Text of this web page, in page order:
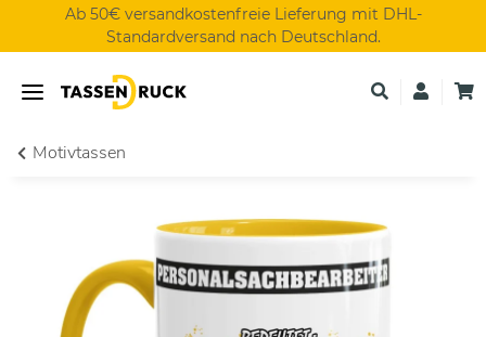
Ab 50€ versandkostenfreie Lieferung mit DHL-
Standardversand nach Deutschland.
Motivtassen